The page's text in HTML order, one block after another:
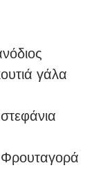
γάλα
Φρουταγορά